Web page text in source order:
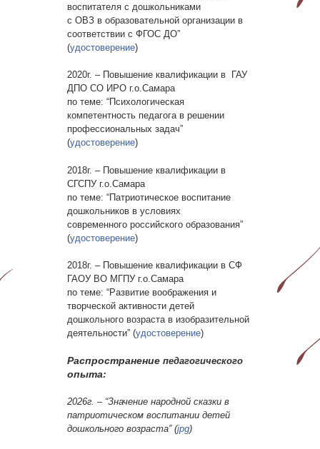
воспитателя с дошкольниками
с ОВЗ в образовательной организации в
соответствии с ФГОС ДО”
(удостоверение)
2020г. – Повышение квалификации в ГАУ
ДПО СО ИРО г.о.Самара
по теме: “Психологическая
компетентность педагога в решении
профессиональных задач”
(удостоверение)
2018г. – Повышение квалификации в
СГСПУ г.о.Самара
по теме: “Патриотическое воспитание
дошкольников в условиях
современного российского образования”
(удостоверение)
2018г. – Повышение квалификации в СФ
ГАОУ ВО МГПУ г.о.Самара
по теме: “Развитие воображения и
творческой активности детей
дошкольного возраста в изобразительной
деятельности” (удостоверение)
Распространение педагогического
опыта:
2026г. – “Значение народной сказки в
патриотическом воспитании детей
дошкольного возраста” (jpg)